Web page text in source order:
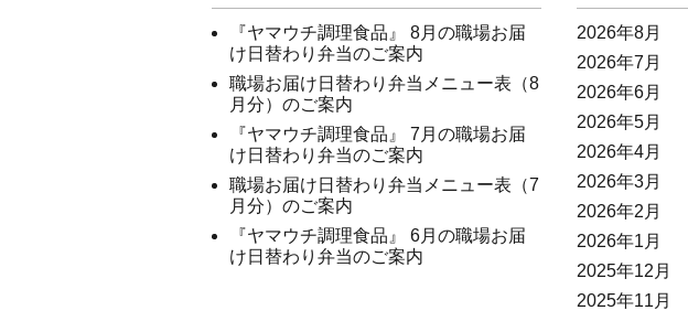
『ヤマウチ調理食品』 8月の職場お届
け日替わり弁当のご案内
職場お届け日替わり弁当メニュー表（8
月分）のご案内
『ヤマウチ調理食品』 7月の職場お届
け日替わり弁当のご案内
職場お届け日替わり弁当メニュー表（7
月分）のご案内
『ヤマウチ調理食品』 6月の職場お届
け日替わり弁当のご案内
2026年8月
2026年7月
2026年6月
2026年5月
2026年4月
2026年3月
2026年2月
2026年1月
2025年12月
2025年11月